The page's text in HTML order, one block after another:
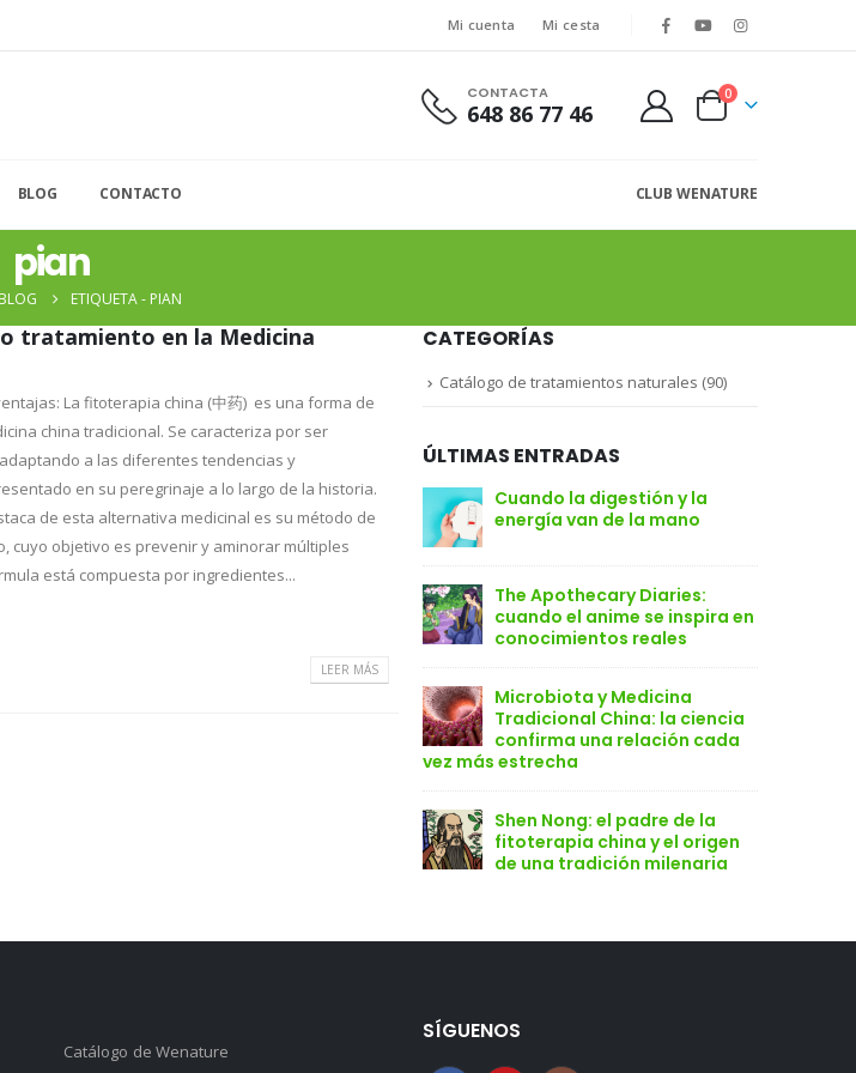
Mi cuenta Mi cesta
CONTACTA
648 86 77 46
0
BLOG CONTACTO CLUB WENATURE
pian
BLOG ETIQUETA - PIAN
tratamiento en la Medicina
La fitoterapia china (中药) es una forma de
china tradicional. Se caracteriza por ser
a las diferentes tendencias y
en su peregrinaje a lo largo de la historia.
de esta alternativa medicinal es su método de
cuyo objetivo es prevenir y aminorar múltiples
está compuesta por ingredientes...
LEER MÁS
CATEGORÍAS
Catálogo de tratamientos naturales (90)
ÚLTIMAS ENTRADAS
Cuando la digestión y la
energía van de la mano
The Apothecary Diaries:
cuando el anime se inspira en
conocimientos reales
Microbiota y Medicina
Tradicional China: la ciencia
confirma una relación cada
vez más estrecha
Shen Nong: el padre de la
fitoterapia china y el origen
de una tradición milenaria
Catálogo de Wenature
SÍGUENOS